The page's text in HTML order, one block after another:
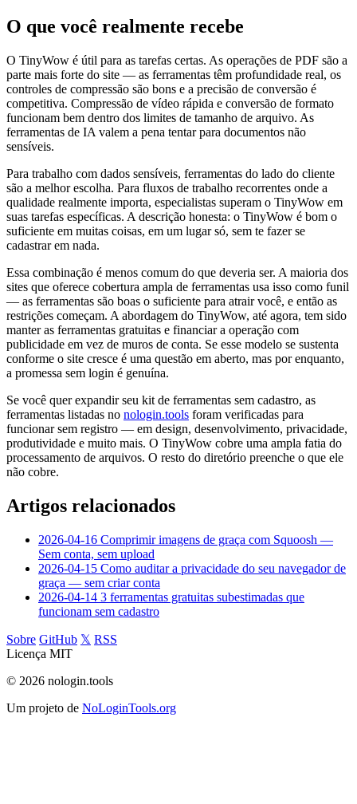
O que você realmente recebe
O TinyWow é útil para as tarefas certas. As operações de PDF são a
parte mais forte do site — as ferramentas têm profundidade real, os
controles de compressão são bons e a precisão de conversão é
competitiva. Compressão de vídeo rápida e conversão de formato
funcionam bem dentro dos limites de tamanho de arquivo. As
ferramentas de IA valem a pena tentar para documentos não
sensíveis.
Para trabalho com dados sensíveis, ferramentas do lado do cliente
são a melhor escolha. Para fluxos de trabalho recorrentes onde a
qualidade realmente importa, especialistas superam o TinyWow em
suas tarefas específicas. A descrição honesta: o TinyWow é bom o
suficiente em muitas coisas, em um lugar só, sem te fazer se
cadastrar em nada.
Essa combinação é menos comum do que deveria ser. A maioria dos
sites que oferece cobertura ampla de ferramentas usa isso como funil
— as ferramentas são boas o suficiente para atrair você, e então as
restrições começam. A abordagem do TinyWow, até agora, tem sido
manter as ferramentas gratuitas e financiar a operação com
publicidade em vez de muros de conta. Se esse modelo se sustenta
conforme o site cresce é uma questão em aberto, mas por enquanto,
a promessa sem login é genuína.
Se você quer expandir seu kit de ferramentas sem cadastro, as
ferramentas listadas no nologin.tools foram verificadas para
funcionar sem registro — em design, desenvolvimento, privacidade,
produtividade e muito mais. O TinyWow cobre uma ampla fatia do
processamento de arquivos. O resto do diretório preenche o que ele
não cobre.
Artigos relacionados
2026-04-16 Comprimir imagens de graça com Squoosh —
Sem conta, sem upload
2026-04-15 Como auditar a privacidade do seu navegador de
graça — sem criar conta
2026-04-14 3 ferramentas gratuitas subestimadas que
funcionam sem cadastro
Sobre GitHub 𝕏 RSS
Licença MIT
© 2026 nologin.tools
Um projeto de NoLoginTools.org